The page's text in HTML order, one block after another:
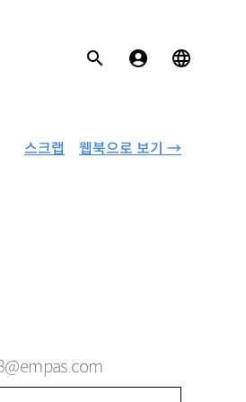
웹북으로 보기 →
스크랩